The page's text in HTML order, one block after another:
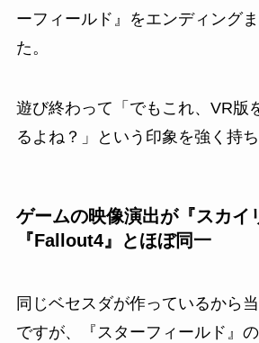
ーフィールド』をエンディング
た。
遊び終わって「でもこれ、VR版
るよね？」という印象を強く持ち
ゲームの映像演出が『スカイ
『Fallout4』とほぼ同一
同じベセスダが作っているから
ですが、『スターフィールド』